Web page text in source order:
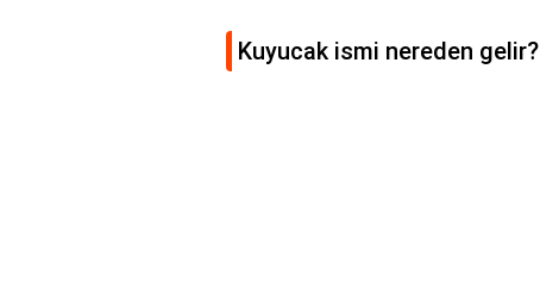
Kuyucak ismi nereden gelir?